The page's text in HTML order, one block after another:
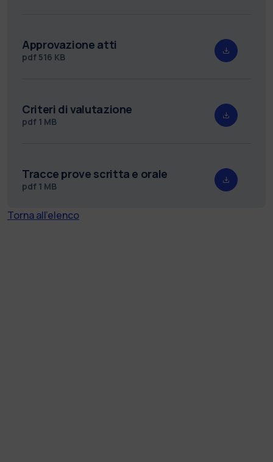
Approvazione atti
pdf 516 KB
Criteri di valutazione
pdf 1 MB
Tracce prove scritta e orale
pdf 1 MB
Torna all'elenco